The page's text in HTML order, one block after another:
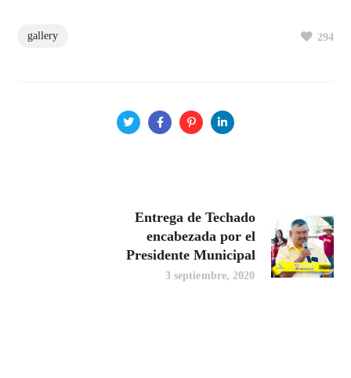
gallery 294
Entrega de Techado
encabezada por el
Presidente Municipal
3 septiembre, 2020